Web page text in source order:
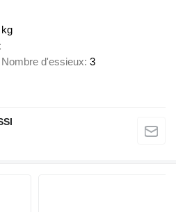
kg
Nombre d'essieux 3